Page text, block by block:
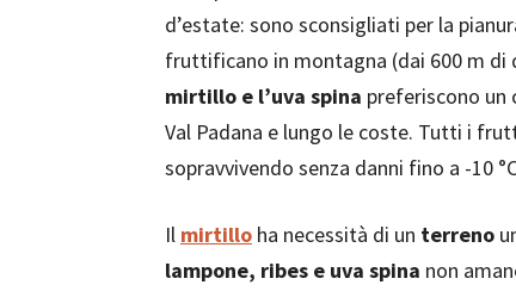
d’estate: sono sconsigliati per la
fruttificano in montagna (dai 600 m di
mirtillo e l’uva spina preferiscono un
Val Padana e lungo le coste. Tutti i
sopravvivendo senza danni fino a -10
Il mirtillo ha necessità di un terreno
lampone, ribes e uva spina non